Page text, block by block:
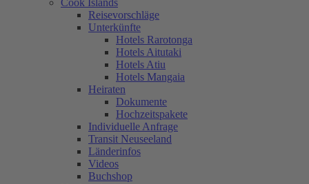
Reisevorschläge
Unterkünfte
Hotels Rarotonga
Hotels Aitutaki
Hotels Atiu
Hotels Mangaia
Heiraten
Dokumente
Hochzeitspakete
Individuelle Anfrage
Transit Neuseeland
Länderinfos
Videos
Buchshop